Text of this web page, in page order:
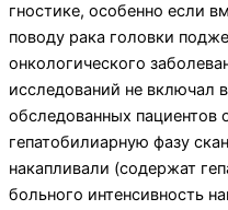
гностике, особенно если
поводу рака головки
онкологического
исследований не включал
обследованных
гепатобилиарную фазу
накапливали (содержат
больного интенсивность